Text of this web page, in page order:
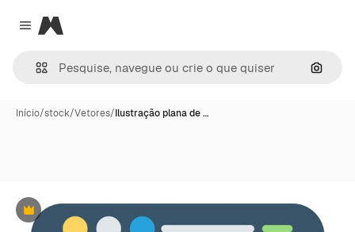
Close menu
Magnific
Início/stock/Vetores/Ilustração plana de …
Premium